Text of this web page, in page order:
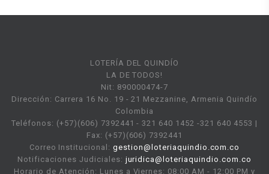
LOTERÍA DEL QUINDÍO
LA DE TODOS!
Nit: 890000474-7
Dirección: Carrera 16 No. 19 - 21 Mezzanine, Armenia Quindío
Colombia
Teléfonos: (+57)(606) 7392441 - 321 640 1452 -321 640 4553 |
Fax: (+57)(606) 7392441
Correo Institucional:gestion@loteriaquindio.com.co
Notificaciones Judiciales: juridica@loteriaquindio.com.co
Horario de Atención: Lunes a Viernes: 08:00 AM - 12:00 PM y